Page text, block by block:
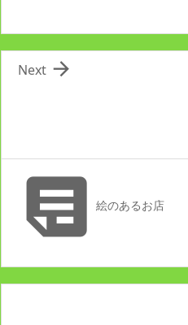

Next
絵のあるお店